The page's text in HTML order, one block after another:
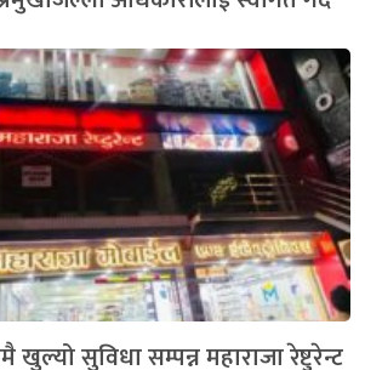
सुविधा सम्पन्न महाराजा रेष्टुरेन्ट